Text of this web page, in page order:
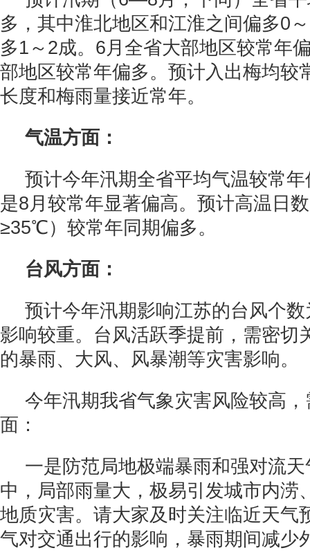
多，其中淮北地区和江淮之间偏多0
多1～2成。6月全省大部地区较常年
部地区较常年偏多。预计入出梅均较
长度和梅雨量接近常年。
气温方面：
预计今年汛期全省平均气温较常
是8月较常年显著偏高。预计高温日
≥35℃）较常年同期偏多。
台风方面：
预计今年汛期影响江苏的台风个
影响较重。台风活跃季提前，需密切
的暴雨、大风、风暴潮等灾害影响。
今年汛期我省气象灾害风险较高
面：
一是防范局地极端暴雨和强对流
中，局部雨量大，极易引发城市内涝
地质灾害。请大家及时关注临近天气
气对交通出行的影响，暴雨期间减少